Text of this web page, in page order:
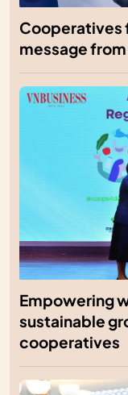
Cooperatives
message
Empowering
sustainable
cooperatives